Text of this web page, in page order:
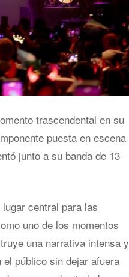
trascendental en su
puesta en escena
junto a su banda de 13
central para las
uno de los momentos
una narrativa intensa y
público sin dejar afuera